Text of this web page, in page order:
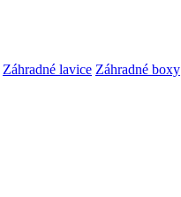
Záhradné lavice Záhradné boxy